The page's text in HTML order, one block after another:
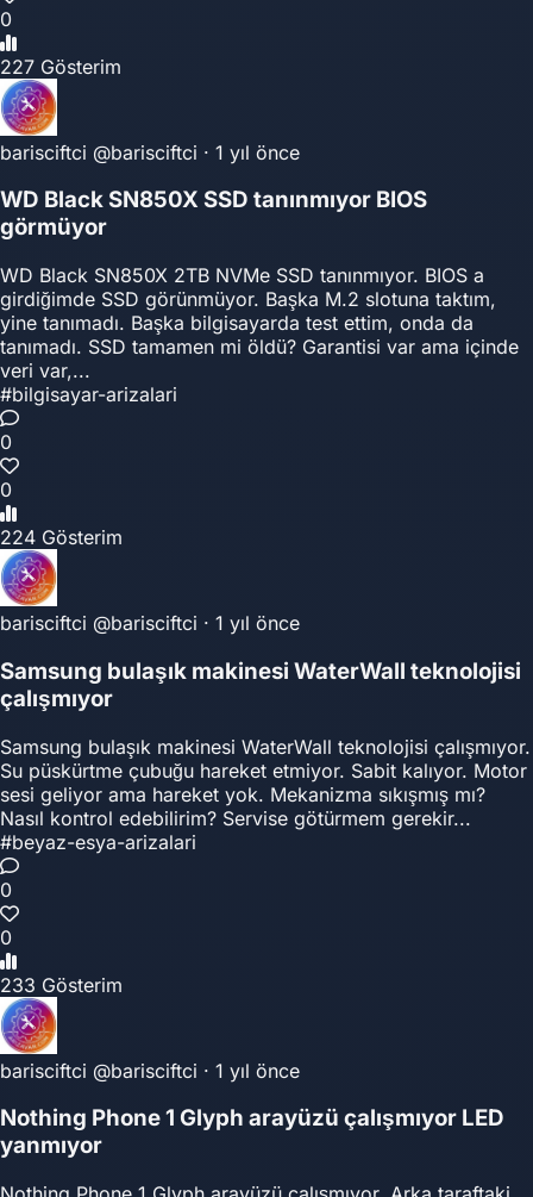
0
227 Gösterim
barisciftci @barisciftci · 1 yıl önce
WD Black SN850X SSD tanınmıyor BIOS
görmüyor
WD Black SN850X 2TB NVMe SSD tanınmıyor. BIOS a
girdiğimde SSD görünmüyor. Başka M.2 slotuna taktım,
yine tanımadı. Başka bilgisayarda test ettim, onda da
tanımadı. SSD tamamen mi öldü? Garantisi var ama içinde
veri var,...
#bilgisayar-arizalari
0
0
224 Gösterim
barisciftci @barisciftci · 1 yıl önce
Samsung bulaşık makinesi WaterWall teknolojisi
çalışmıyor
Samsung bulaşık makinesi WaterWall teknolojisi çalışmıyor.
Su püskürtme çubuğu hareket etmiyor. Sabit kalıyor. Motor
sesi geliyor ama hareket yok. Mekanizma sıkışmış mı?
Nasıl kontrol edebilirim? Servise götürmem gerekir...
#beyaz-esya-arizalari
0
0
233 Gösterim
barisciftci @barisciftci · 1 yıl önce
Nothing Phone 1 Glyph arayüzü çalışmıyor LED
yanmıyor